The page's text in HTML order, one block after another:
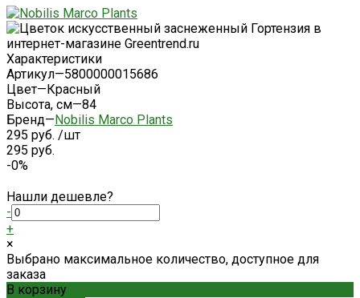
Характеристики
Артикул—5800000015686
Цвет—Красный
Высота, см—84
Бренд—Nobilis Marco Plants
295 руб. /шт
295 руб.
-0%
Нашли дешевле?
-
+
×
Выбрано максимальное количество, доступное для
заказа
В корзину